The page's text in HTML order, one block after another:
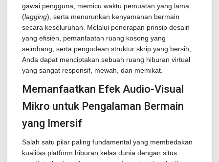
gawai pengguna, memicu waktu pemuatan yang lama
(lagging), serta menurunkan kenyamanan bermain
secara keseluruhan. Melalui penerapan prinsip desain
yang efisien, pemanfaatan ruang kosong yang
seimbang, serta pengodean struktur skrip yang bersih,
Anda dapat menciptakan sebuah ruang hiburan virtual
yang sangat responsif, mewah, dan memikat.
Memanfaatkan Efek Audio-Visual
Mikro untuk Pengalaman Bermain
yang Imersif
Salah satu pilar paling fundamental yang membedakan
kualitas platform hiburan kelas dunia dengan situs